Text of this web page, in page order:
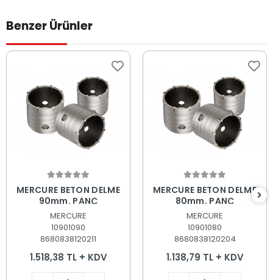
Benzer Ürünler
MERCURE BETON DELME
90mm. PANÇ
MERCURE
10901090
8680838120211
1.518,38 TL + KDV
MERCURE BETON DELME
80mm. PANÇ
MERCURE
10901080
8680838120204
1.138,79 TL + KDV